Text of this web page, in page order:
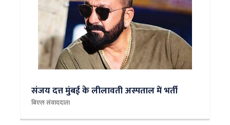
संजय दत्त मुंबई के लीलावती अस्पताल में भर्ती
बिएल संवाददाता